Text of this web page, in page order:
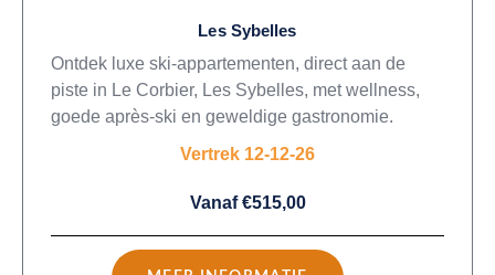
Les Sybelles
Ontdek luxe ski-appartementen, direct aan de
piste in Le Corbier, Les Sybelles, met wellness,
goede après-ski en geweldige gastronomie.
Vertrek 12-12-26
Vanaf €515,00